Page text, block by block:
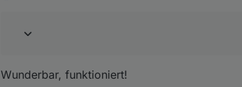
Wunderbar, funktioniert!